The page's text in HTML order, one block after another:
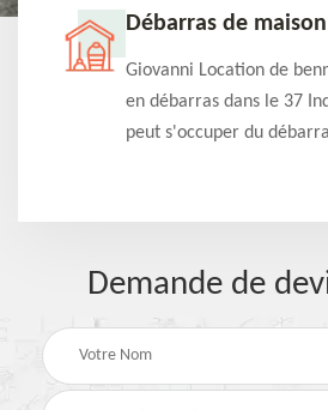
Débarras de
Giovanni Location de
en débarras dans le 37
peut s'occuper du
Demande de